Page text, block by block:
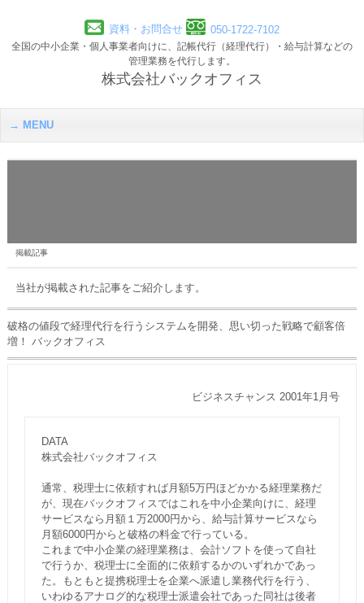
資料・お問合せ 050-1722-7102
全国の中小企業・個人事業者向けに、記帳代行（経理代行）・給与計算などの
管理業務を代行します。
株式会社バックオフィス
MENU
掲載記事
当社が掲載された記事をご紹介します。
破格の値段で経理代行を行うシステムを開発、思い切った戦略で顧客倍
増！ バックオフィス
ビジネスチャンス 2001年1月号
DATA
株式会社バックオフィス
通常、税理士に依頼すれば月額5万円ほどかかる経理業務だ
が、現在バックオフィスではこれを中小企業向けに、経理
サービスなら月額１万2000円から、給与計算サービスなら
月額6000円からと破格の料金で行っている。
これまで中小企業の経理業務は、会計ソフトを使って自社
で行うか、税理士に全面的に依頼するかのいずれかであっ
た。もともと提携税理士を企業へ派遣し業務代行を行う、
いわゆるアナログ的な税理士派遣会社であった同社は後者